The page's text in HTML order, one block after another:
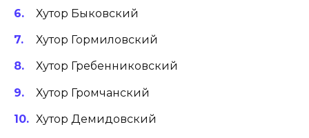
Хутор Быковский
Хутор Гормиловский
Хутор Гребенниковский
Хутор Громчанский
Хутор Демидовский